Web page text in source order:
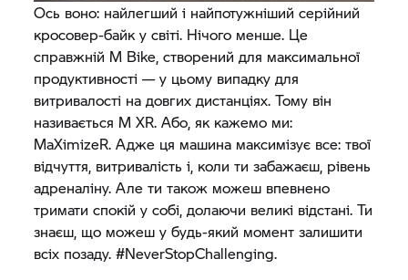
Ось воно: найлегший і найпотужніший серійний
кросовер-байк у світі. Нічого менше. Це
справжній M Bike, створений для максимальної
продуктивності — у цьому випадку для
витривалості на довгих дистанціях. Тому він
називається M XR. Або, як кажемо ми:
MaXimizeR. Адже ця машина максимізує все: твої
відчуття, витривалість і, коли ти забажаєш, рівень
адреналіну. Але ти також можеш впевнено
тримати спокій у собі, долаючи великі відстані. Ти
знаєш, що можеш у будь-який момент залишити
всіх позаду. #NeverStopChallenging.